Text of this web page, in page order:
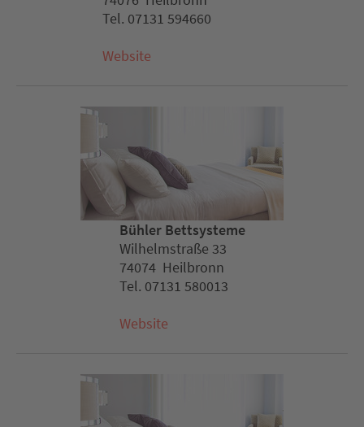
Tel. 07131 594660
Website
Bühler Bettsysteme
Wilhelmstraße 33
74074 Heilbronn
Tel. 07131 580013
Website